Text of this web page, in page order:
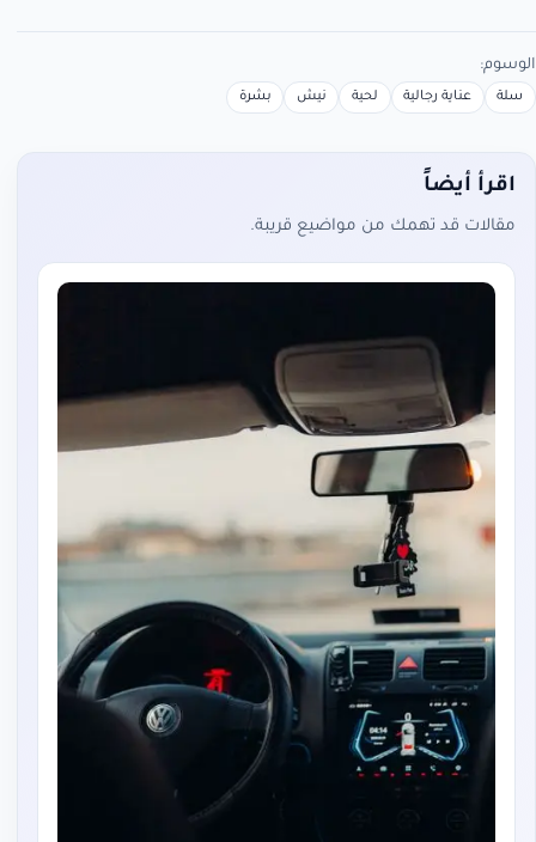
الوسوم:
سلة عناية رجالية لحية نيش بشرة
اقرأ أيضاً
مقالات قد تهمك من مواضيع قريبة.